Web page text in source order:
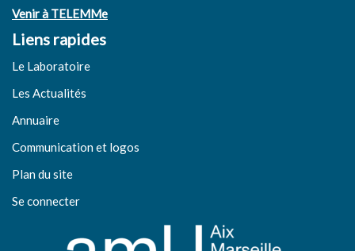
Venir à TELEMMe
Liens rapides
Le Laboratoire
Les Actualités
Annuaire
Communication et logos
Plan du site
Se connecter